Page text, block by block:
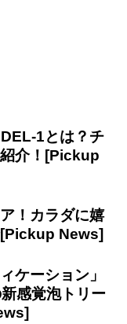
1とは？チ
介！
！カラダに嬉
ケーション」
感覚泡トリー